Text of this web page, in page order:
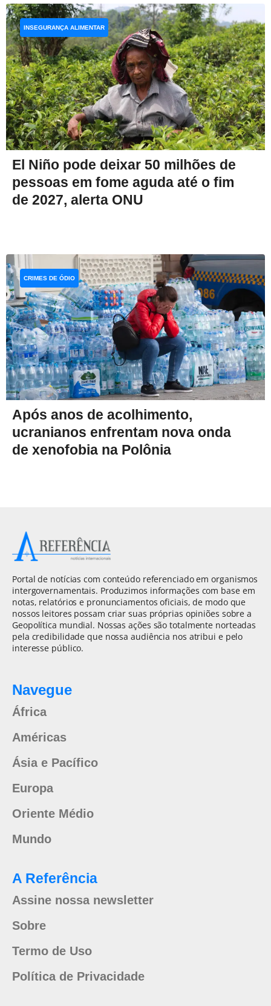
El Niño pode deixar 50 milhões de
pessoas em fome aguda até o fim
de 2027, alerta ONU
INSEGURANÇA ALIMENTAR
Após anos de acolhimento,
ucranianos enfrentam nova onda
de xenofobia na Polônia
CRIMES DE ÓDIO
Portal de notícias com conteúdo referenciado em organismos
intergovernamentais. Produzimos informações com base em
notas, relatórios e pronunciamentos oficiais, de modo que
nossos leitores possam criar suas próprias opiniões sobre a
Geopolítica mundial. Nossas ações são totalmente norteadas
pela credibilidade que nossa audiência nos atribui e pelo
interesse público.
Navegue
África
Américas
Ásia e Pacífico
Europa
Oriente Médio
Mundo
A Referência
Assine nossa newsletter
Sobre
Termo de Uso
Política de Privacidade